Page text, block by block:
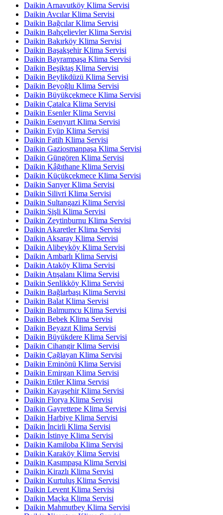
Daikin Arnavutköy Klima Servisi
Daikin Avcılar Klima Servisi
Daikin Bağcılar Klima Servisi
Daikin Bahçelievler Klima Servisi
Daikin Bakırköy Klima Servisi
Daikin Başakşehir Klima Servisi
Daikin Bayrampaşa Klima Servisi
Daikin Beşiktaş Klima Servisi
Daikin Beylikdüzü Klima Servisi
Daikin Beyoğlu Klima Servisi
Daikin Büyükçekmece Klima Servisi
Daikin Çatalca Klima Servisi
Daikin Esenler Klima Servisi
Daikin Esenyurt Klima Servisi
Daikin Eyüp Klima Servisi
Daikin Fatih Klima Servisi
Daikin Gaziosmanpaşa Klima Servisi
Daikin Güngören Klima Servisi
Daikin Kâğıthane Klima Servisi
Daikin Küçükçekmece Klima Servisi
Daikin Sarıyer Klima Servisi
Daikin Silivri Klima Servisi
Daikin Sultangazi Klima Servisi
Daikin Şişli Klima Servisi
Daikin Zeytinburnu Klima Servisi
Daikin Akaretler Klima Servisi
Daikin Aksaray Klima Servisi
Daikin Alibeyköy Klima Servisi
Daikin Ambarlı Klima Servisi
Daikin Ataköy Klima Servisi
Daikin Atışalanı Klima Servisi
Daikin Şenlikköy Klima Servisi
Daikin Bağlarbaşı Klima Servisi
Daikin Balat Klima Servisi
Daikin Balmumcu Klima Servisi
Daikin Bebek Klima Servisi
Daikin Beyazıt Klima Servisi
Daikin Büyükdere Klima Servisi
Daikin Cihangir Klima Servisi
Daikin Çağlayan Klima Servisi
Daikin Eminönü Klima Servisi
Daikin Emirgan Klima Servisi
Daikin Etiler Klima Servisi
Daikin Kayaşehir Klima Servisi
Daikin Florya Klima Servisi
Daikin Gayrettepe Klima Servisi
Daikin Harbiye Klima Servisi
Daikin İncirli Klima Servisi
Daikin İstinye Klima Servisi
Daikin Kamiloba Klima Servisi
Daikin Karaköy Klima Servisi
Daikin Kasımpaşa Klima Servisi
Daikin Kirazlı Klima Servisi
Daikin Kurtuluş Klima Servisi
Daikin Levent Klima Servisi
Daikin Maçka Klima Servisi
Daikin Mahmutbey Klima Servisi